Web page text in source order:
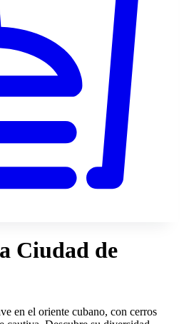
Ciudad de
en el oriente cubano, con cerros